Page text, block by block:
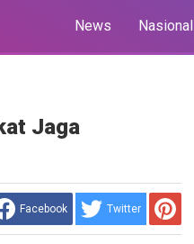
News Nasional
Jaga
Facebook Twitter